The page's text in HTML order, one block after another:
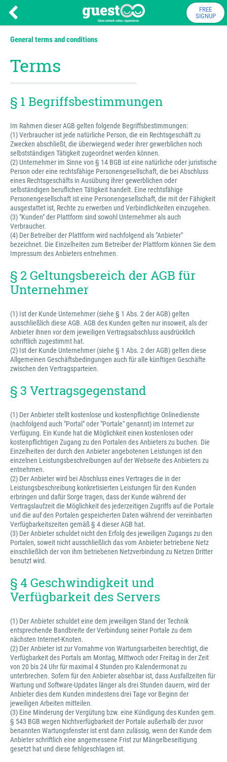
FREE
SIGNUP
General terms and conditions
Terms
§ 1 Begriffsbestimmungen
Im Rahmen dieser AGB gelten folgende Begriffsbestimmungen:
(1) Verbraucher ist jede natürliche Person, die ein Rechtsgeschäft zu
Zwecken abschließt, die überwiegend weder ihrer gewerblichen noch
selbstständigen Tätigkeit zugeordnet werden können.
(2) Unternehmer im Sinne von § 14 BGB ist eine natürliche oder juristische
Person oder eine rechtsfähige Personengesellschaft, die bei Abschluss
eines Rechtsgeschäfts in Ausübung ihrer gewerblichen oder
selbständigen beruflichen Tätigkeit handelt. Eine rechtsfähige
Personengesellschaft ist eine Personengesellschaft, die mit der Fähigkeit
ausgestattet ist, Rechte zu erwerben und Verbindlichkeiten einzugehen.
(3) "Kunden" der Plattform sind sowohl Unternehmer als auch
Verbraucher.
(4) Der Betreiber der Plattform wird nachfolgend als "Anbieter"
bezeichnet. Die Einzelheiten zum Betreiber der Plattform können Sie dem
Impressum des Anbieters entnehmen.
§ 2 Geltungsbereich der AGB für
Unternehmer
(1) Ist der Kunde Unternehmer (siehe § 1 Abs. 2 der AGB) gelten
ausschließlich diese AGB. AGB des Kunden gelten nur insoweit, als der
Anbieter ihnen vor dem jeweiligen Vertragsabschluss ausdrücklich
schriftlich zugestimmt hat.
(2) Ist der Kunde Unternehmer (siehe § 1 Abs. 2 der AGB) gelten diese
Allgemeinen Geschäftsbedingungen auch für alle künftigen Geschäfte
zwischen den Vertragsparteien.
§ 3 Vertragsgegenstand
(1) Der Anbieter stellt kostenlose und kostenpflichtige Onlinedienste
(nachfolgend auch "Portal" oder "Portale" genannt) im Internet zur
Verfügung. Ein Kunde hat die Möglichkeit einen kostenlosen oder
kostenpflichtigen Zugang zu den Portalen des Anbieters zu buchen. Die
Einzelheiten der durch den Anbieter angebotenen Leistungen ist den
einzelnen Leistungsbeschreibungen auf der Webseite des Anbieters zu
entnehmen.
(2) Der Anbieter wird bei Abschluss eines Vertrages die in der
Leistungsbeschreibung konkretisierten Leistungen für den Kunden
erbringen und dafür Sorge tragen, dass der Kunde während der
Vertragslaufzeit die Möglichkeit des jederzeitigen Zugriffs auf die Portale
und die auf den Portalen gespeicherten Daten während der vereinbarten
Verfügbarkeitszeiten gemäß § 4 dieser AGB hat.
(3) Der Anbieter schuldet nicht den Erfolg des jeweiligen Zugangs zu den
Portalen, soweit nicht ausschließlich das vom Anbieter betriebene Netz
einschließlich der von ihm betriebenen Netzverbindung zu Netzen Dritter
benutzt wird.
§ 4 Geschwindigkeit und
Verfügbarkeit des Servers
(1) Der Anbieter schuldet eine dem jeweiligen Stand der Technik
entsprechende Bandbreite der Verbindung seiner Portale zu dem
nächsten Internet-Knoten.
(2) Der Anbieter ist zur Vornahme von Wartungsarbeiten berechtigt, die
Verfügbarkeit des Portals am Montag, Mittwoch oder Freitag in der Zeit
von 20 bis 24 Uhr für maximal 4 Stunden pro Kalendermonat zu
unterbrechen. Sofern für den Anbieter absehbar ist, dass Ausfallzeiten für
Wartung und Software-Updates länger als drei Stunden dauern, wird der
Anbieter dies dem Kunden mindestens drei Tage vor Beginn der
jeweiligen Arbeiten mitteilen.
(3) Eine Minderung der Vergütung bzw. eine Kündigung des Kunden gem.
§ 543 BGB wegen Nichtverfügbarkeit der Portale außerhalb der zuvor
benannten Wartungsfenster ist erst dann zulässig, wenn der Kunde dem
Anbieter schriftlich eine angemessene Frist zur Mängelbeseitigung
gesetzt hat und diese fehlgeschlagen ist.